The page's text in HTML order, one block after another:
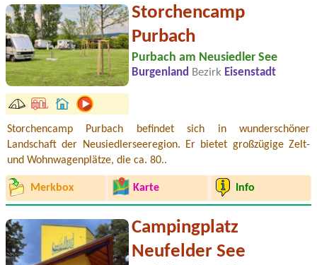
Storchencamp
Purbach
Purbach am Neusiedler See
Burgenland Bezirk Eisenstadt
Storchencamp Purbach befindet sich in wunderschöner
Landschaft der Neusiedlerseeregion. Er bietet großzügige Zelt-
und Wohnwagenplätze, die ca. 80..
Merkbox Karte Info
Campingplatz
Neufelder See